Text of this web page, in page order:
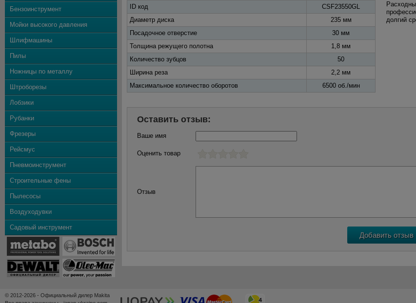
Бензоинструмент
Мойки высокого давления
Шлифмашины
Пилы
Ножницы по металлу
Штроборезы
Лобзики
Рубанки
Фрезеры
Рейсмус
Пневмоинструмент
Строительные фены
Пылесосы
Воздуходувки
Садовый инструмент
ID код
CSF23550GL
Диаметр диска
235 мм
Посадочное отверстие
30 мм
Толщина режущего полотна
1,8 мм
Количество зубцов
50
Ширина реза
2,2 мм
Максимальное количество оборотов
6500 об./мин
долгий
Оставить отзыв:
Ваше имя
Оценить товар
Отзыв
© 2012-2026 - Официальный дилер Makita